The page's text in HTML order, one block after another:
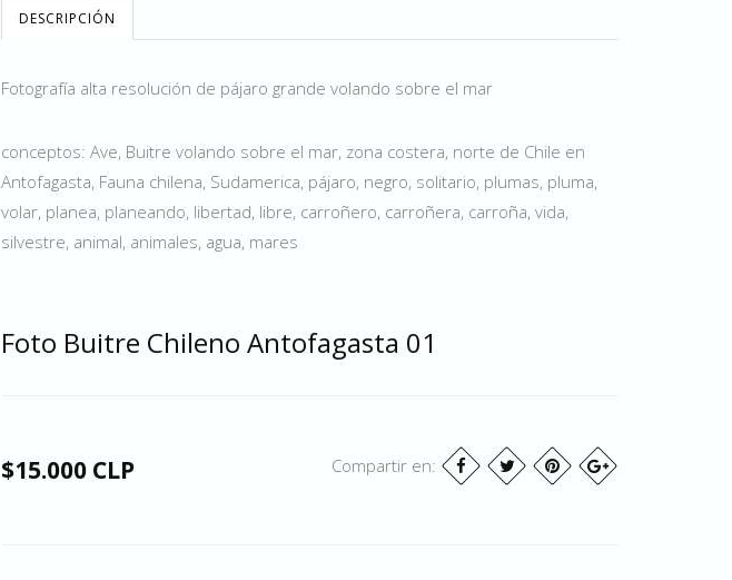
DESCRIPCIÓN
Fotografía alta resolución de pájaro grande volando sobre el mar
conceptos: Ave, Buitre volando sobre el mar, zona costera, norte de Chile en
Antofagasta, Fauna chilena, Sudamerica, pájaro, negro, solitario, plumas, pluma,
volar, planea, planeando, libertad, libre, carroñero, carroñera, carroña, vida,
silvestre, animal, animales, agua, mares
Foto Buitre Chileno Antofagasta 01
$15.000 CLP Compartir en: